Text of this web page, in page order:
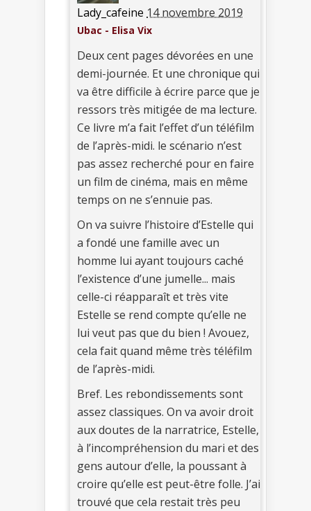
Lady_cafeine 14 novembre 2019
Ubac - Elisa Vix
Deux cent pages dévorées en une
demi-journée. Et une chronique qui
va être difficile à écrire parce que je
ressors très mitigée de ma lecture.
Ce livre m’a fait l’effet d’un téléfilm
de l’après-midi. le scénario n’est
pas assez recherché pour en faire
un film de cinéma, mais en même
temps on ne s’ennuie pas.
On va suivre l’histoire d’Estelle qui
a fondé une famille avec un
homme lui ayant toujours caché
l’existence d’une jumelle... mais
celle-ci réapparaît et très vite
Estelle se rend compte qu’elle ne
lui veut pas que du bien ! Avouez,
cela fait quand même très téléfilm
de l’après-midi.
Bref. Les rebondissements sont
assez classiques. On va avoir droit
aux doutes de la narratrice, Estelle,
à l’incompréhension du mari et des
gens autour d’elle, la poussant à
croire qu’elle est peut-être folle. J’ai
trouvé que cela restait très peu